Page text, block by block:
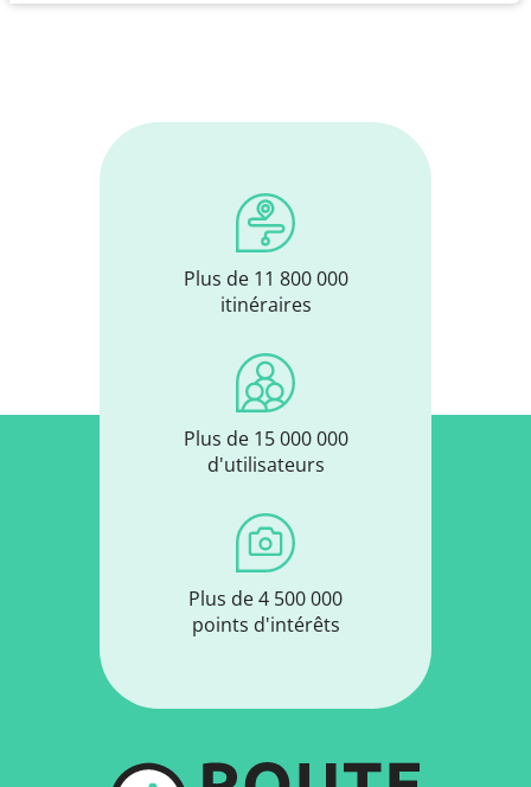
Plus de 11 800 000
itinéraires
Plus de 15 000 000
d'utilisateurs
Plus de 4 500 000
points d'intérêts